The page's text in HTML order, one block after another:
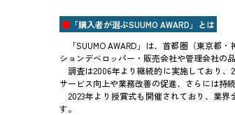
■ 「購入者が選ぶSUUMO AWARD」とは
「SUUMO AWARD」は、首都圏（東京都
ションデベロッパー・販売会社や管理会社の
調査は2006年より継続的に実施しており
サービス向上や業務改善の促進、さらには持
2023年より授賞式も開催されており、業
す。